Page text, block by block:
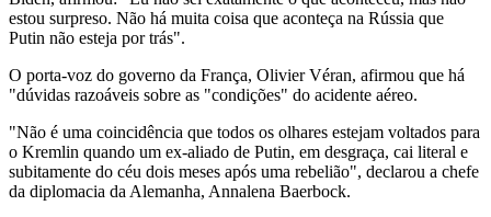
estou surpreso. Não há muita coisa que aconteça na Rússia que
Putin não esteja por trás".
O porta-voz do governo da França, Olivier Véran, afirmou que há
"dúvidas razoáveis sobre as "condições" do acidente aéreo.
"Não é uma coincidência que todos os olhares estejam voltados para
o Kremlin quando um ex-aliado de Putin, em desgraça, cai literal e
subitamente do céu dois meses após uma rebelião", declarou a chefe
da diplomacia da Alemanha, Annalena Baerbock.